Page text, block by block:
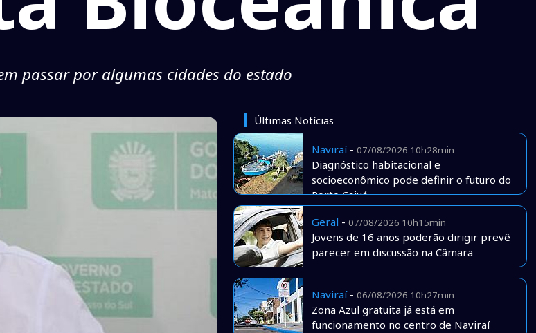
passar por algumas cidades do estado
Últimas Notícias
Naviraí- 07/08/2026 10h28min
Diagnóstico habitacional e
socioeconômico pode definir o futuro do
Porto Caiuá
Geral - 07/08/2026 10h15min
Jovens de 16 anos poderão dirigir prevê
parecer em discussão na Câmara
Naviraí- 06/08/2026 10h27min
Zona Azul gratuita já está em
funcionamento no centro de Naviraí